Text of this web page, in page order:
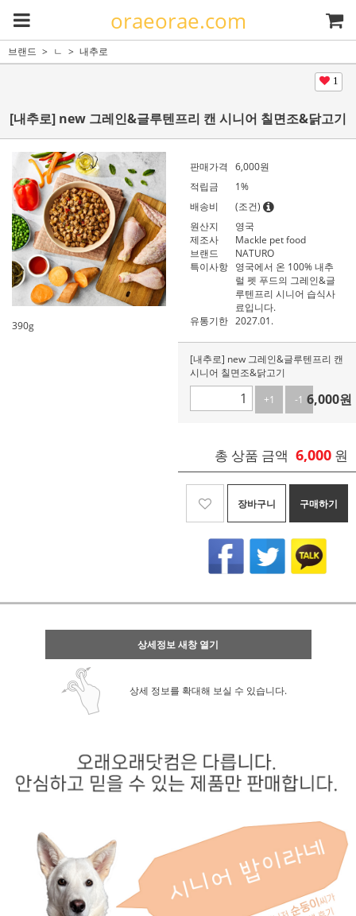
oraeorae.com
브랜드 ㄴ 내추로
1
[내추로] new 그레인&글루텐프리 캔 시니어 칠면조&닭고기
390g
판매가격 6,000원
적립금
1%
배송비
(조건)
원산지
영국
제조사
Mackle pet food
브랜드
NATURO
특이사항 영국에서 온 100% 내추
럴 펫 푸드의 그레인&글
루텐프리 시니어 습식사
료입니다.
유통기한 2027.01.
[내추로] new 그레인&글루텐프리 캔
시니어 칠면조&닭고기
+1
-1 6,000원
총 상품 금액 6,000 원
장바구니 구매하기
상세정보 새창 열기
상세 정보를 확대해 보실 수 있습니다.